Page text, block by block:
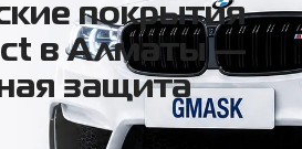
покрытия
в Алматы —
защита